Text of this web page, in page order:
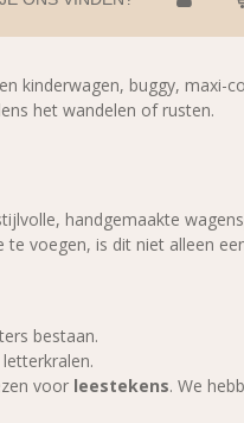
kinderwagen, buggy, maxi-
het wandelen of rusten.
handgemaakte
voegen, is dit niet alleen
bestaan.
voor leestekens. We